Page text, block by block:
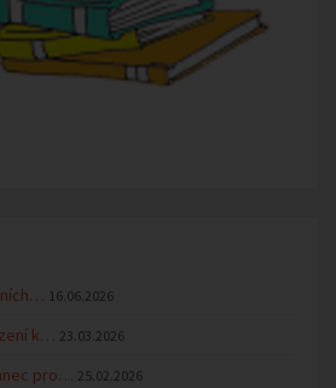
16.06.2026
k… 23.03.2026
pro… 25.02.2026